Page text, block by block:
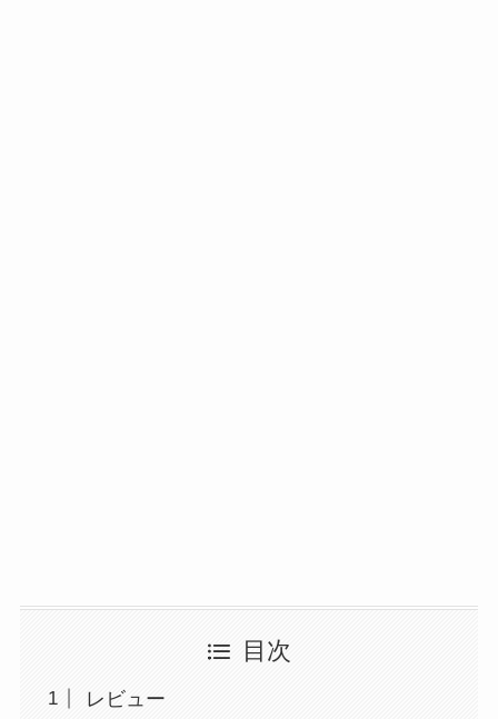
目次
レビュー